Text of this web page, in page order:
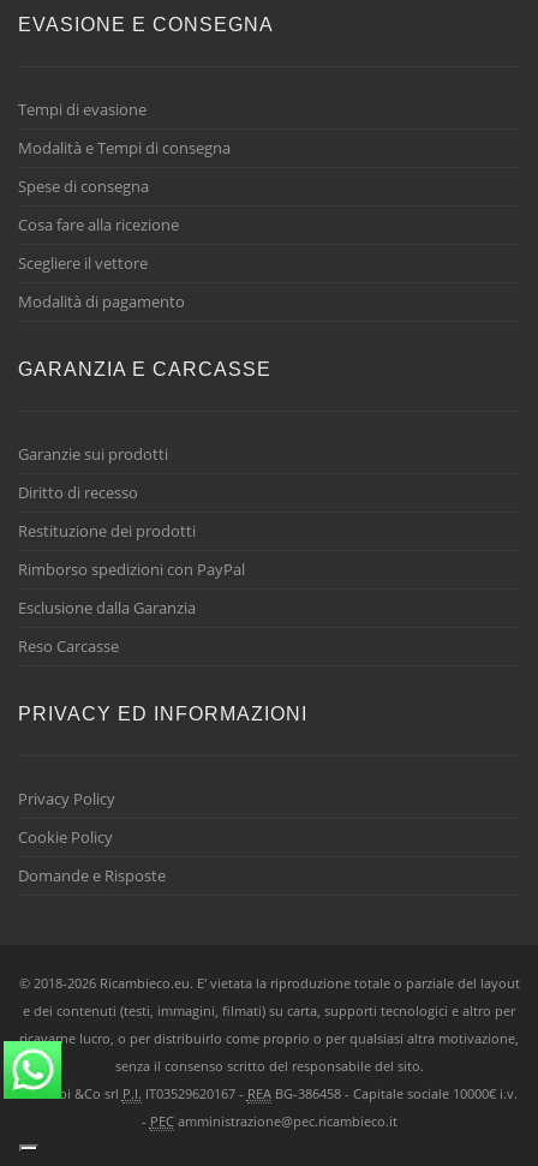
EVASIONE E CONSEGNA
Tempi di evasione
Modalità e Tempi di consegna
Spese di consegna
Cosa fare alla ricezione
Scegliere il vettore
Modalità di pagamento
GARANZIA E CARCASSE
Garanzie sui prodotti
Diritto di recesso
Restituzione dei prodotti
Rimborso spedizioni con PayPal
Esclusione dalla Garanzia
Reso Carcasse
PRIVACY ED INFORMAZIONI
Privacy Policy
Cookie Policy
Domande e Risposte
© 2018-2026 Ricambieco.eu. E' vietata la riproduzione totale o parziale del layout
e dei contenuti (testi, immagini, filmati) su carta, supporti tecnologici e altro per
ricavarne lucro, o per distribuirlo come proprio o per qualsiasi altra motivazione,
senza il consenso scritto del responsabile del sito.
Ricambi &Co srl P.I. IT03529620167 - REABG-386458 - Capitale sociale 10000€ i.v.
- PECamministrazione@pec.ricambieco.it